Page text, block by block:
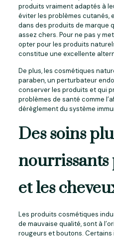
produits vraiment adaptés à
éviter les problèmes cutanés,
dans des produits de marque
assez chers. Pour ne pas y
opter pour les produits
constitue une excellente
De plus, les cosmétiques
paraben, un perturbateur
conserver les produits et qui
problèmes de santé comme
dérèglement du système
Des soins
et les
Les produits cosmétiques
de mauvaise qualité, sont à
rougeurs et boutons.